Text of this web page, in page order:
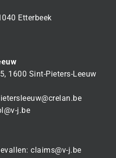
Etterbeek
1600 Sint-Pieters-Leeuw
j.be
claims@v-j.be